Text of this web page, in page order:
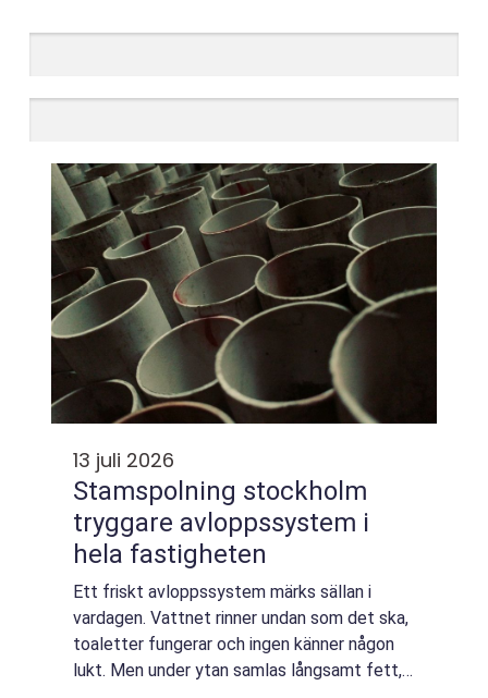
13 juli 2026
Stamspolning stockholm
tryggare avloppssystem i
hela fastigheten
Ett friskt avloppssystem märks sällan i
vardagen. Vattnet rinner undan som det ska,
toaletter fungerar och ingen känner någon
lukt. Men under ytan samlas långsamt fett,